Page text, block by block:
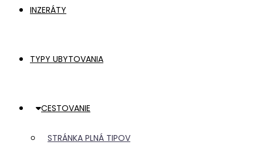
INZERÁTY
TYPY UBYTOVANIA
CESTOVANIE
STRÁNKA PLNÁ TIPOV